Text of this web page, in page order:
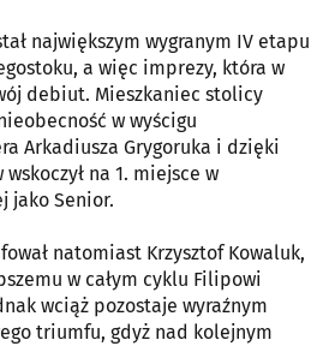
największym wygranym IV etapu
a więc imprezy, która w
debiut. Mieszkaniec stolicy
w wyścigu
Arkadiusza Grygoruka i dzięki
na 1. miejsce w
jako Senior.
natomiast Krzysztof Kowaluk,
w całym cyklu Filipowi
wciąż pozostaje wyraźnym
triumfu, gdyż nad kolejnym